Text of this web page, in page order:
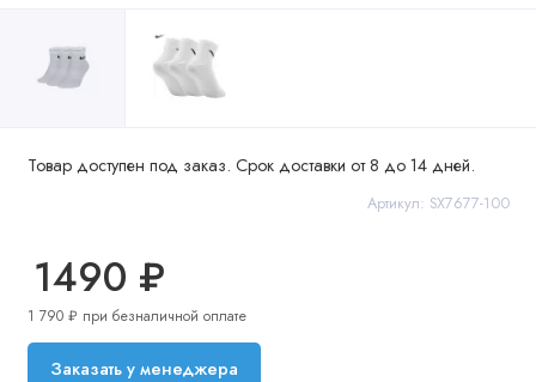
Товар доступен под заказ. Срок доставки от 8 до 14 дней.
Артикул: SX7677-100
1490 ₽
1 790 ₽ при безналичной оплате
Заказать у менеджера